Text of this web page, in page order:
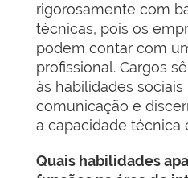
rigorosamente com
técnicas, pois os
podem contar com
profissional. Cargos
às habilidades
comunicação e
a capacidade técnica
Quais habilidades